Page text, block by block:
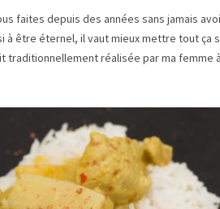
faites depuis des années sans jamais
à être éternel, il vaut mieux mettre tout ça
réalisée par ma femme à